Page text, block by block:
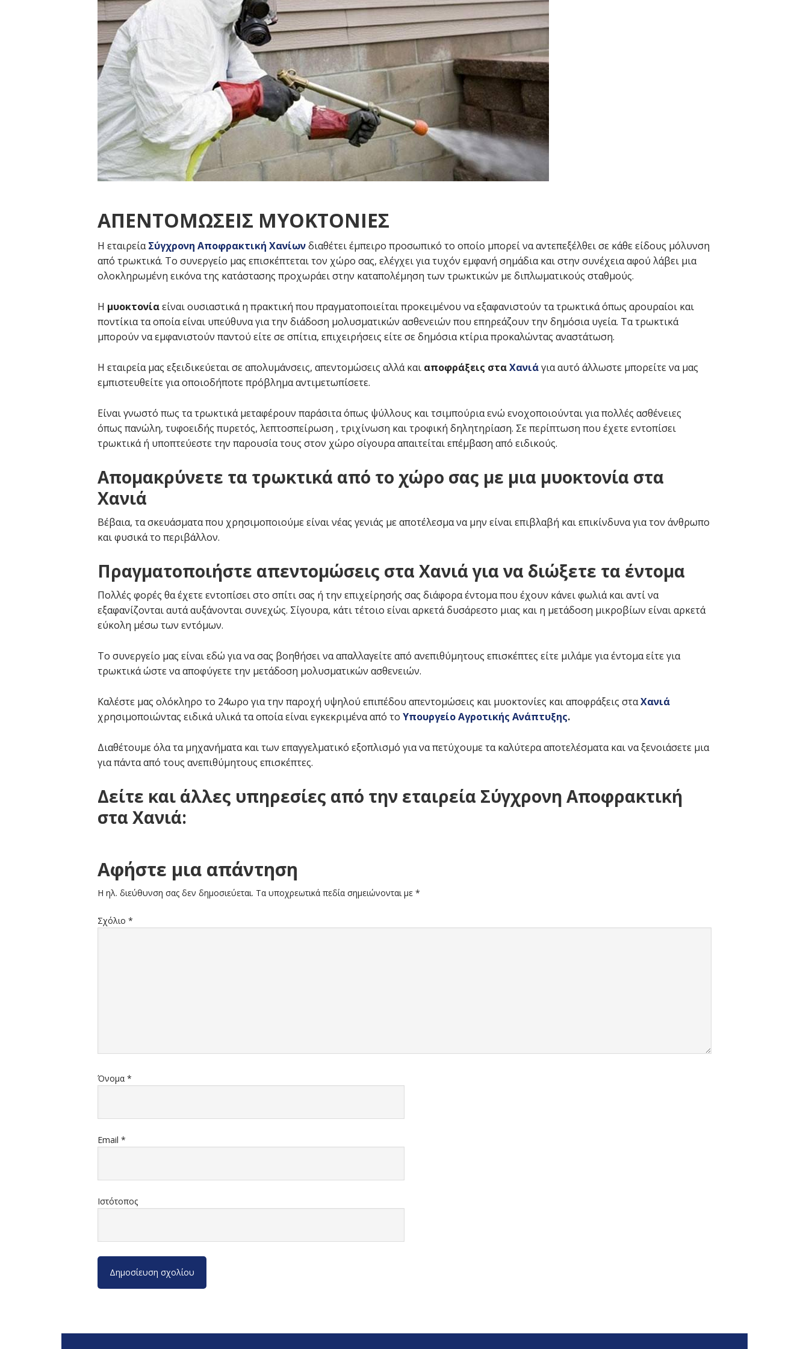
AΠΕΝΤΟΜΩΣΕΙΣ ΜΥΟΚΤΟΝΙΕΣ
Η εταιρείαΣύγχρονη Αποφρακτική Χανίωνδιαθέτει έμπειρο προσωπικό το οποίο μπορεί να αντεπεξέλθει σε κάθε είδους μόλυνση
από τρωκτικά. Το συνεργείο μας επισκέπτεται τον χώρο σας, ελέγχει για τυχόν εμφανή σημάδια και στην συνέχεια αφού λάβει μια
ολοκληρωμένη εικόνα της κατάστασης προχωράει στην καταπολέμηση των τρωκτικών με διπλωματικούς σταθμούς.
Η μυοκτονίαείναι ουσιαστικά η πρακτική που πραγματοποιείται προκειμένου να εξαφανιστούν τα τρωκτικά όπως αρουραίοι και
ποντίκια τα οποία είναι υπεύθυνα για την διάδοση μολυσματικών ασθενειών που επηρεάζουν την δημόσια υγεία. Τα τρωκτικά
μπορούν να εμφανιστούν παντού είτε σε σπίτια, επιχειρήσεις είτε σε δημόσια κτίρια προκαλώντας αναστάτωση.
Η εταιρεία μας εξειδικεύεται σε απολυμάνσεις, απεντομώσεις αλλά και αποφράξεις σταΧανιάγια αυτό άλλωστε μπορείτε να μας
εμπιστευθείτε για οποιοδήποτε πρόβλημα αντιμετωπίσετε.
Είναι γνωστό πως τα τρωκτικά μεταφέρουν παράσιτα όπως ψύλλους και τσιμπούρια ενώ ενοχοποιούνται για πολλές ασθένειες
όπως πανώλη, τυφοειδής πυρετός, λεπτοσπείρωση , τριχίνωση και τροφική δηλητηρίαση. Σε περίπτωση που έχετε εντοπίσει
τρωκτικά ή υποπτεύεστε την παρουσία τους στον χώρο σίγουρα απαιτείται επέμβαση από ειδικούς.
Απομακρύνετε τα τρωκτικά από το χώρο σας με μια μυοκτονία στα
Χανιά
Βέβαια, τα σκευάσματα που χρησιμοποιούμε είναι νέας γενιάς με αποτέλεσμα να μην είναι επιβλαβή και επικίνδυνα για τον άνθρωπο
και φυσικά το περιβάλλον.
Πραγματοποιήστε απεντομώσεις στα Χανιά για να διώξετε τα έντομα
Πολλές φορές θα έχετε εντοπίσει στο σπίτι σας ή την επιχείρησής σας διάφορα έντομα που έχουν κάνει φωλιά και αντί να
εξαφανίζονται αυτά αυξάνονται συνεχώς. Σίγουρα, κάτι τέτοιο είναι αρκετά δυσάρεστο μιας και η μετάδοση μικροβίων είναι αρκετά
εύκολη μέσω των εντόμων.
Το συνεργείο μας είναι εδώ για να σας βοηθήσει να απαλλαγείτε από ανεπιθύμητους επισκέπτες είτε μιλάμε για έντομα είτε για
τρωκτικά ώστε να αποφύγετε την μετάδοση μολυσματικών ασθενειών.
Καλέστε μας ολόκληρο το 24ωρο για την παροχή υψηλού επιπέδου απεντομώσεις και μυοκτονίες και αποφράξεις σταΧανιά
χρησιμοποιώντας ειδικά υλικά τα οποία είναι εγκεκριμένα από το Υπουργείο Αγροτικής Ανάπτυξης.
Διαθέτουμε όλα τα μηχανήματα και των επαγγελματικό εξοπλισμό για να πετύχουμε τα καλύτερα αποτελέσματα και να ξενοιάσετε μια
για πάντα από τους ανεπιθύμητους επισκέπτες.
Δείτε και άλλες υπηρεσίες από την εταιρεία Σύγχρονη Αποφρακτική
στα Χανιά:
Reader
Interactions
Αφήστε μια απάντηση
Η ηλ. διεύθυνση σας δεν δημοσιεύεται. Τα υποχρεωτικά πεδία σημειώνονται με *
Σχόλιο *
Όνομα *
Email *
Ιστότοπος